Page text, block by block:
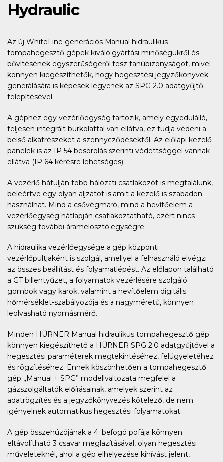
Hydraulic
Az új WhiteLine generációs Manual hidraulikus
tompahegesztő gépek kiváló gyártási minőségükről és
bővítésének egyszerűségéről tesz tanúbizonyságot, mivel
könnyen kiegészíthetők, hogy hegesztési jegyzőkönyvek
generálására is képesek legyenek az SPG 2.0 adatgyűjtő
telepítésével.
A géphez egy vezérlőegység tartozik, amely egyedülálló,
teljesen integrált burkolattal van ellátva, ez tudja védeni a
belső alkatrészeket a szennyeződésektől. Az előlapi kezelő
panelek is az IP 54 besorolás szerinti védettséggel vannak
ellátva (IP 64 kérésre lehetséges).
A vezérlő hátulján több hálózati csatlakozót is megtalálunk,
beleértve egy olyan aljzatot is amit a kezelő is szabadon
használhat. Mind a csővégmaró, mind a hevítőelem a
vezérlőegység hátlapján csatlakoztatható, ezért nincs
szükség további áramelosztó egységre.
A hidraulika vezérlőegysége a gép központi
vezérlőpultjaként is szolgál, amellyel a felhasználó elvégzi
az összes beállítást és folyamatlépést. Az előlapon található
a GT billentyűzet, a folyamatok vezérlésére szolgáló
gombok vagy karok, valamint a hevítőelem digitális
hőmérséklet-szabályozója és a nagyméretű, könnyen
leolvasható nyomásmérő.
Minden HÜRNER Manual hidraulikus tompahegesztő gép
könnyen kiegészíthető a HÜRNER SPG 2.0 adatgyűjtővel a
hegesztési paraméterek megtekintéséhez, felügyeletéhez
és rögzítéséhez. Ennek köszönhetően a tompahegesztő
gép „Manual + SPG” modellváltozata megfelel a
gázszolgáltatók előírásainak, amelyek szerint az
adatrögzítés és a jegyzőkönyvezés kötelező, de nem
igényelnek automatikus hegesztési folyamatokat.
A gép összehúzójának a 4. befogó pofája könnyen
eltávolítható 3 csavar meglazításával, olyan hegesztési
műveleteknél, ahol a gép elhelyezése kihívást jelent,